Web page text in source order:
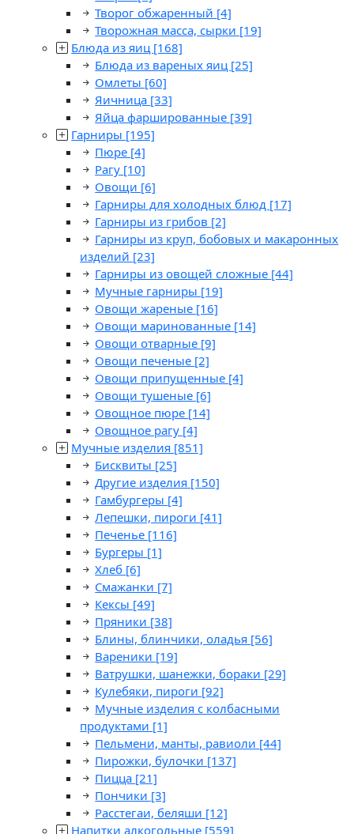
Творог обжаренный [4]
Творожная масса, сырки [19]
Блюда из яиц [168]
Блюда из вареных яиц [25]
Омлеты [60]
Яичница [33]
Яйца фаршированные [39]
Гарниры [195]
Пюре [4]
Рагу [10]
Овощи [6]
Гарниры для холодных блюд [17]
Гарниры из грибов [2]
Гарниры из круп, бобовых и макаронных
изделий [23]
Гарниры из овощей сложные [44]
Мучные гарниры [19]
Овощи жареные [16]
Овощи маринованные [14]
Овощи отварные [9]
Овощи печеные [2]
Овощи припущенные [4]
Овощи тушеные [6]
Овощное пюре [14]
Овощное рагу [4]
Мучные изделия [851]
Бисквиты [25]
Другие изделия [150]
Гамбургеры [4]
Лепешки, пироги [41]
Печенье [116]
Бургеры [1]
Хлеб [6]
Смажанки [7]
Кексы [49]
Пряники [38]
Блины, блинчики, оладья [56]
Вареники [19]
Ватрушки, шанежки, бораки [29]
Кулебяки, пироги [92]
Мучные изделия с колбасными
продуктами [1]
Пельмени, манты, равиоли [44]
Пирожки, булочки [137]
Пицца [21]
Пончики [3]
Расстегаи, беляши [12]
Напитки алкогольные [559]